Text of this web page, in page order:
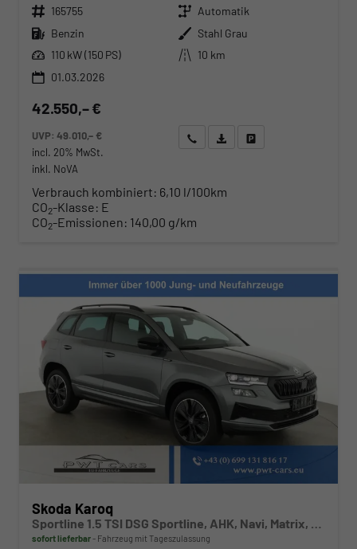
Fahrzeugnr. 165755 Getriebe Automatik
Kraftstoff Benzin Außenfarbe Stahl Grau
Leistung 110 kW (150 PS) Kilometerstand
10 km
01.03.2026
42.550,– €
UVP:49.010,– €
incl. 20% MwSt.
inkl. NoVA
Wir rufen Sie anAngebot drucken (PDF)
Verbrauch kombiniert: 6,10 l/100km
CO2-Klasse: E
CO2-Emissionen: 140,00 g/km
Skoda Karoq
Sportline 1.5 TSI DSG Sportline, AHK, Navi, Matrix, Kamera, el. Klappe, 5-J. Garantie
sofort lieferbar Fahrzeug mit Tageszulassung